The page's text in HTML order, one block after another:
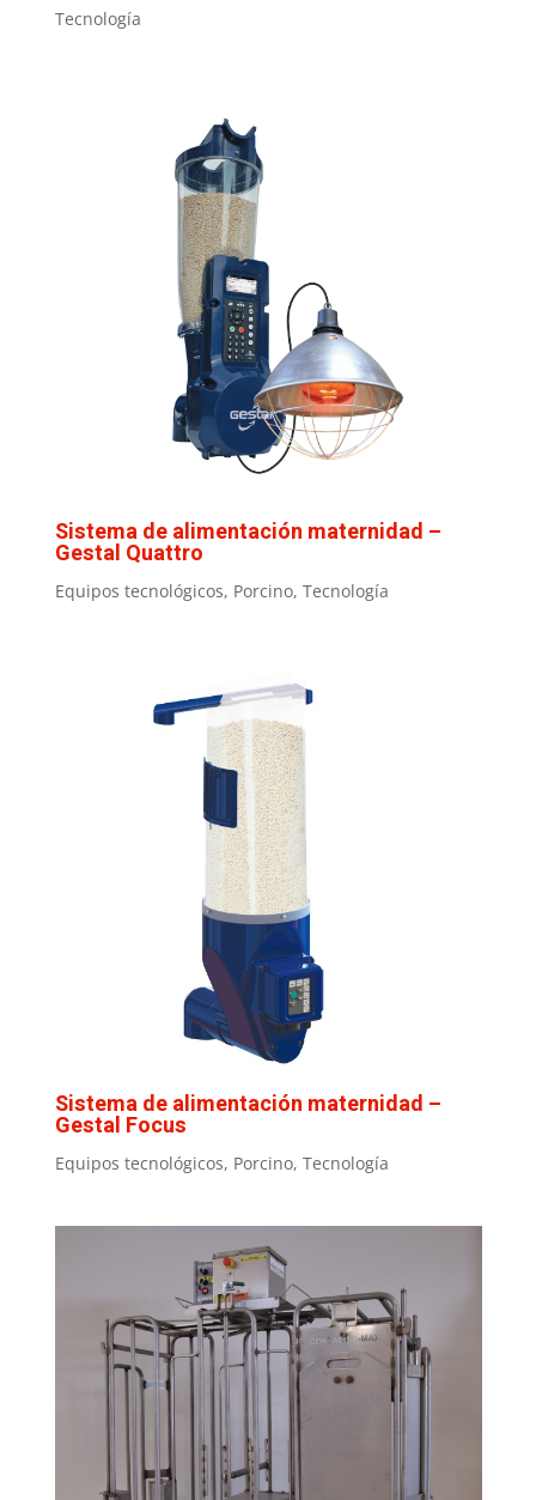
Tecnología
Sistema de alimentación maternidad –
Gestal Quattro
Equipos tecnológicos, Porcino, Tecnología
Sistema de alimentación maternidad –
Gestal Focus
Equipos tecnológicos, Porcino, Tecnología